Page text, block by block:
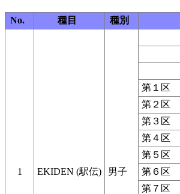
No. 種目 種別
1 EKIDEN (駅伝) 男子
第１区
第２区
第３区
第４区
第５区
第６区
第７区